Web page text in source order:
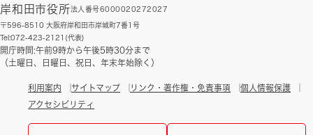
岸和田市役所法人番号6000020272027
〒596-8510 大阪府岸和田市岸城町7番1号
Tel:072-423-2121(代表)
開庁時間:午前9時から午後5時30分まで
（土曜日、日曜日、祝日、年末年始除く）
利用案内 サイトマップ リンク・著作権・免責事項
個人情報保護
アクセシビリティ